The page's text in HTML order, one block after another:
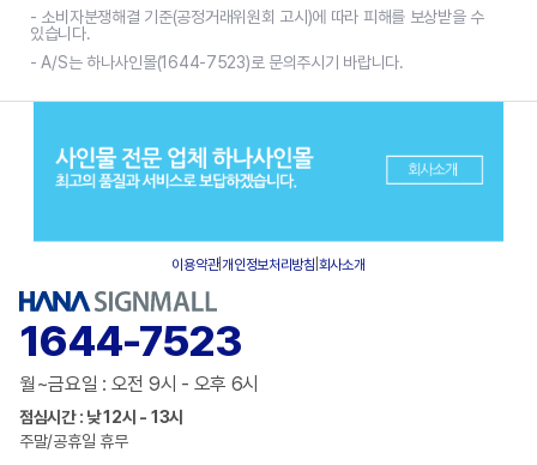
- 소비자분쟁해결 기준(공정거래위원회 고시)에 따라 피해를 보상받을 수
있습니다.
- A/S는 하나사인몰(1644-7523)로 문의주시기 바랍니다.
이용약관|개인정보처리방침 회사소개
1644-7523
월~금요일 : 오전 9시 - 오후 6시
점심시간 : 낮 12시 - 13시
주말/공휴일 휴무